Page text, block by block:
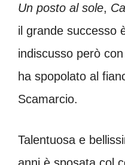
Un posto al sole,
il grande successo
indiscusso però con
ha spopolato al
Scamarcio.
Talentuosa e